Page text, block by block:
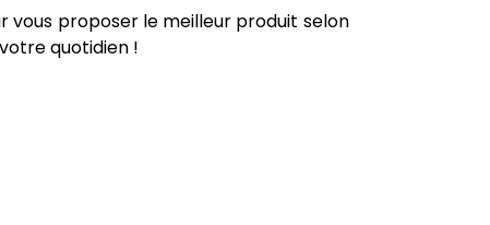
vous proposer le meilleur produit selon
quotidien !